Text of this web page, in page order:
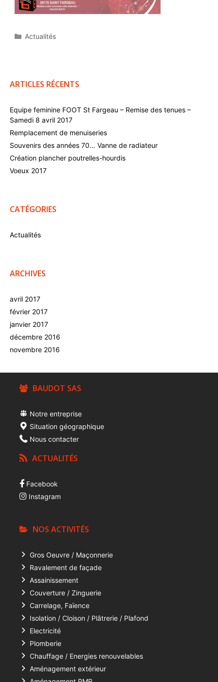
Catégories
Actualités
ARTICLES RÉCENTS
Equipe feminine FOOT St Fargeau – Remise des tenues –
Samedi 8 avril 2017
Remplacement de menuiseries
Souvenirs des années 70… Vanne de radiateur
Création plancher poutrelles-hourdis
Voeux 2017
CATÉGORIES
Actualités
ARCHIVES
avril 2017
février 2017
janvier 2017
décembre 2016
novembre 2016
BAUDOT SAS
Notre entreprise
Situation géographique
Nous contacter
ACTUALITÉS
Facebook
Instagram
NOS ACTIVITÉS
Gros Oeuvre / Maçonnerie
Ravalement de façade
Assainissement
Couverture / Zinguerie
Carrelage, Faïence
Isolation / Cloison / Plâtrerie / Plafond
Electricité
Plomberie
Chauffage / Energies renouvelables
Aménagement extérieur